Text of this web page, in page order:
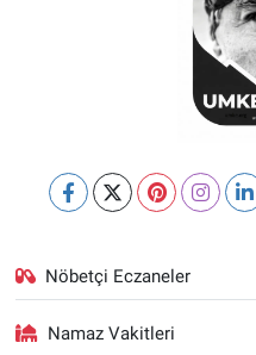
Nöbetçi Eczaneler
Namaz Vakitleri